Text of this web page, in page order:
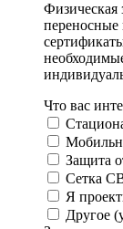
Что вас
Защита
Сетка
Я
Другое